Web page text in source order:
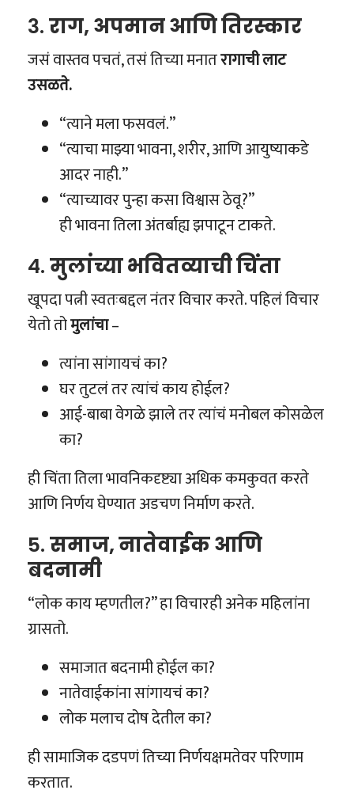
3. राग, अपमान आणि तिरस्कार
जसं वास्तव पचतं, तसं तिच्या मनातरागाची लाट
उसळते.
“त्याने मला फसवलं.”
“त्याचा माझ्या भावना, शरीर, आणि आयुष्याकडे
आदर नाही.”
“त्याच्यावर पुन्हा कसा विश्वास ठेवू?”
ही भावना तिला अंतर्बाह्य झपाटून टाकते.
4. मुलांच्या भवितव्याची चिंता
खूपदा पत्नी स्वतःबद्दल नंतर विचार करते. पहिलं विचार
येतो तोमुलांचा–
त्यांना सांगायचं का?
घर तुटलं तर त्यांचं काय होईल?
आई-बाबा वेगळे झाले तर त्यांचं मनोबल कोसळेल
का?
ही चिंता तिला भावनिकदृष्ट्या अधिक कमकुवत करते
आणि निर्णय घेण्यात अडचण निर्माण करते.
5. समाज, नातेवाईक आणि
बदनामी
“लोक काय म्हणतील?” हा विचारही अनेक महिलांना
ग्रासतो.
समाजात बदनामी होईल का?
नातेवाईकांना सांगायचं का?
लोक मलाच दोष देतील का?
ही सामाजिक दडपणं तिच्या निर्णयक्षमतेवर परिणाम
करतात.